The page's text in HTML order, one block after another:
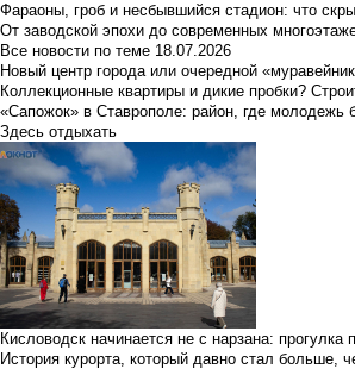
Фараоны, гроб и несбывшийся стадион: что
От заводской эпохи до современных
Все новости по теме 18.07.2026
Новый центр города или очередной
Коллекционные квартиры и дикие пробки?
«Сапожок» в Ставрополе: район, где молодежь
Здесь отдыхать
Кисловодск начинается не с нарзана:
История курорта, который давно стал больше,